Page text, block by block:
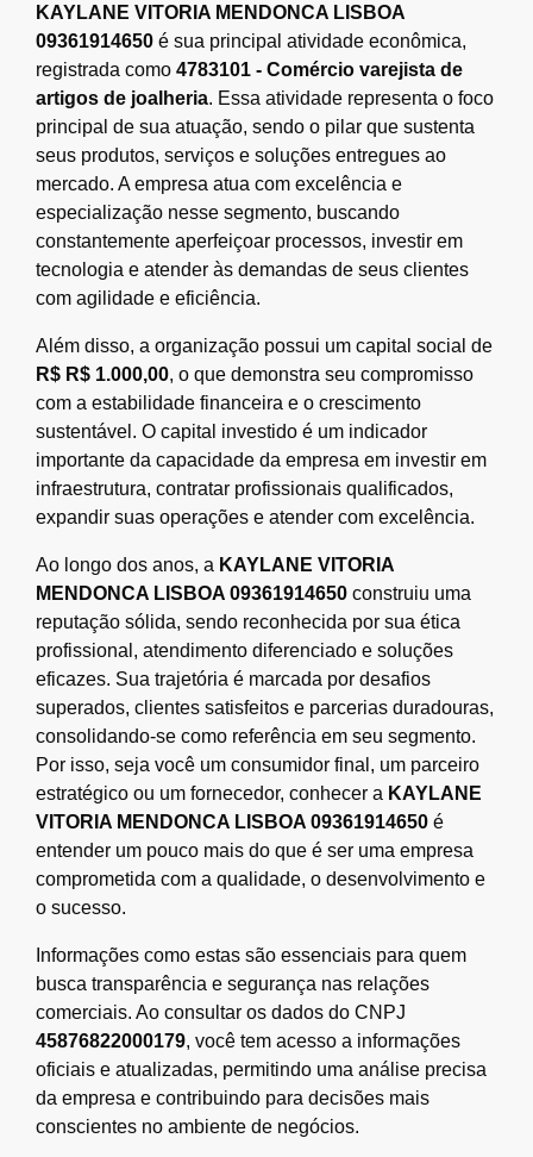
KAYLANE VITORIA MENDONCA LISBOA
09361914650 é sua principal atividade econômica,
registrada como 4783101 - Comércio varejista de
artigos de joalheria. Essa atividade representa o foco
principal de sua atuação, sendo o pilar que sustenta
seus produtos, serviços e soluções entregues ao
mercado. A empresa atua com excelência e
especialização nesse segmento, buscando
constantemente aperfeiçoar processos, investir em
tecnologia e atender às demandas de seus clientes
com agilidade e eficiência.
Além disso, a organização possui um capital social de
R$ R$ 1.000,00, o que demonstra seu compromisso
com a estabilidade financeira e o crescimento
sustentável. O capital investido é um indicador
importante da capacidade da empresa em investir em
infraestrutura, contratar profissionais qualificados,
expandir suas operações e atender com excelência.
Ao longo dos anos, a KAYLANE VITORIA
MENDONCA LISBOA 09361914650 construiu uma
reputação sólida, sendo reconhecida por sua ética
profissional, atendimento diferenciado e soluções
eficazes. Sua trajetória é marcada por desafios
superados, clientes satisfeitos e parcerias duradouras,
consolidando-se como referência em seu segmento.
Por isso, seja você um consumidor final, um parceiro
estratégico ou um fornecedor, conhecer a KAYLANE
VITORIA MENDONCA LISBOA 09361914650 é
entender um pouco mais do que é ser uma empresa
comprometida com a qualidade, o desenvolvimento e
o sucesso.
Informações como estas são essenciais para quem
busca transparência e segurança nas relações
comerciais. Ao consultar os dados do CNPJ
45876822000179, você tem acesso a informações
oficiais e atualizadas, permitindo uma análise precisa
da empresa e contribuindo para decisões mais
conscientes no ambiente de negócios.